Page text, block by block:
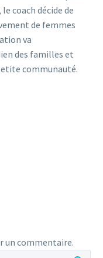
coach décide de
de femmes
va
des familles et
communauté.
un commentaire.